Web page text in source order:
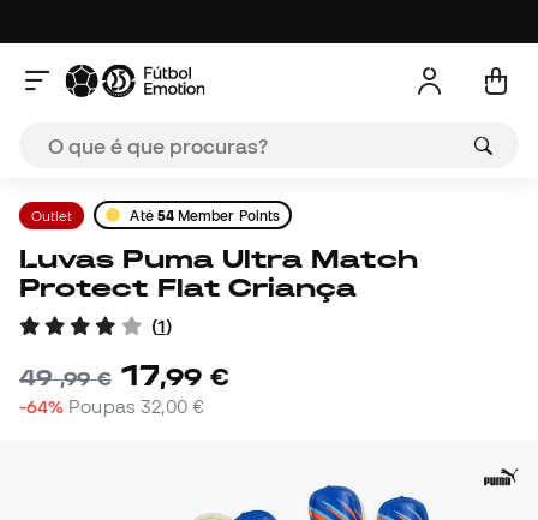
Outlet Até 54Member Points
Luvas Puma Ultra Match
Protect Flat Criança
(1)
49,99 € 17,99 €
-64% Poupas 32,00 €